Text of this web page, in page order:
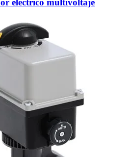
eléctrico multivoltaje